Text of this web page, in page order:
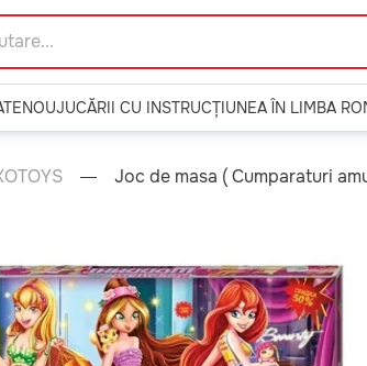
NOUJUCĂRII CU INSTRUCȚIUNEA ÎN LIMBA
Joc de masa ( Cumparaturi